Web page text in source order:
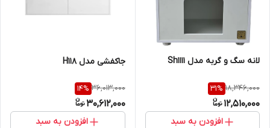
لانه سگ و گربه مدل Sh1111
18,346,000
31%
12,510,000
افزودن به سبد
جاکفشی مدل H118
36,013,000
14%
30,612,000
افزودن به سبد